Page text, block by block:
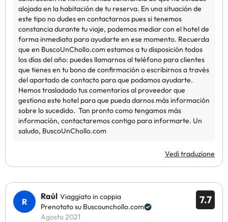
Vedi traduzione
7.7
Raúl Viaggiato in coppia
Prenotato su Buscounchollo.com
Agosto 2021